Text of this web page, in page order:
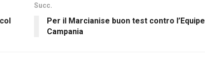
Succ.
Per il Marcianise buon test contro l’Equipe
Campania